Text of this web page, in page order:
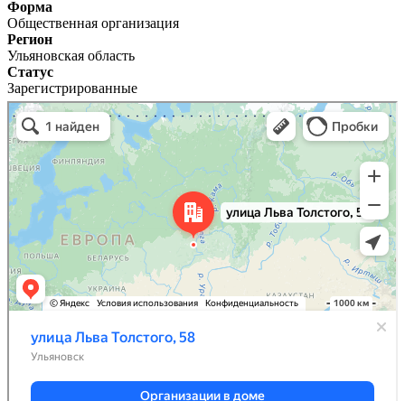
Форма
Общественная организация
Регион
Ульяновская область
Статус
Зарегистрированные